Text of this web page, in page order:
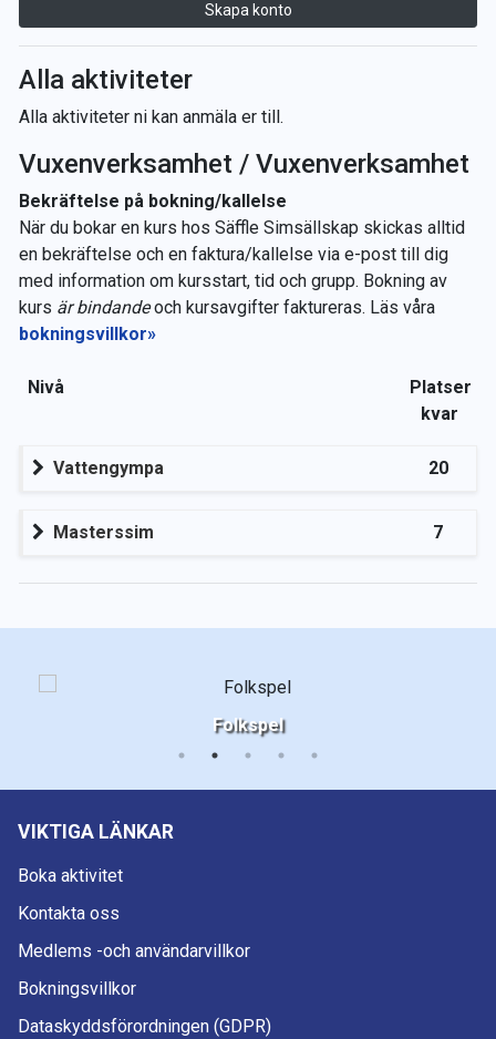
Skapa konto
Alla aktiviteter
Alla aktiviteter ni kan anmäla er till.
Vuxenverksamhet / Vuxenverksamhet
Bekräftelse på bokning/kallelse
När du bokar en kurs hos Säffle Simsällskap skickas alltid
en bekräftelse och en faktura/kallelse via e-post till dig
med information om kursstart, tid och grupp. Bokning av
kurs är bindandeoch kursavgifter faktureras. Läs våra
bokningsvillkor»
Nivå
Platser
kvar
Vattengympa 20
Masterssim 7
Folkspel
VIKTIGA LÄNKAR
Boka aktivitet
Kontakta oss
Medlems -och användarvillkor
Bokningsvillkor
Dataskyddsförordningen (GDPR)